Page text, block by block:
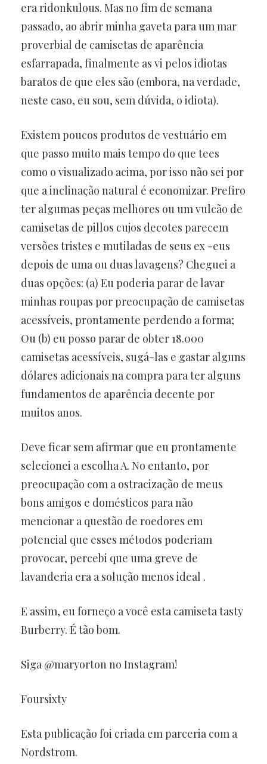
era ridonkulous. Mas no fim de semana
passado, ao abrir minha gaveta para um mar
proverbial de camisetas de aparência
esfarrapada, finalmente as vi pelos idiotas
baratos de que eles são (embora, na verdade,
neste caso, eu sou, sem dúvida, o idiota).
Existem poucos produtos de vestuário em
que passo muito mais tempo do que tees
como o visualizado acima, por isso não sei por
que a inclinação natural é economizar. Prefiro
ter algumas peças melhores ou um vulcão de
camisetas de pillos cujos decotes parecem
versões tristes e mutiladas de seus ex -eus
depois de uma ou duas lavagens? Cheguei a
duas opções: (a) Eu poderia parar de lavar
minhas roupas por preocupação de camisetas
acessíveis, prontamente perdendo a forma;
Ou (b) eu posso parar de obter 18.000
camisetas acessíveis, sugá-las e gastar alguns
dólares adicionais na compra para ter alguns
fundamentos de aparência decente por
muitos anos.
Deve ficar sem afirmar que eu prontamente
selecionei a escolha A. No entanto, por
preocupação com a ostracização de meus
bons amigos e domésticos para não
mencionar a questão de roedores em
potencial que esses métodos poderiam
provocar, percebi que uma greve de
lavanderia era a solução menos ideal .
E assim, eu forneço a você esta camiseta tasty
Burberry. É tão bom.
Siga @maryorton no Instagram!
Foursixty
Esta publicação foi criada em parceria com a
Nordstrom.